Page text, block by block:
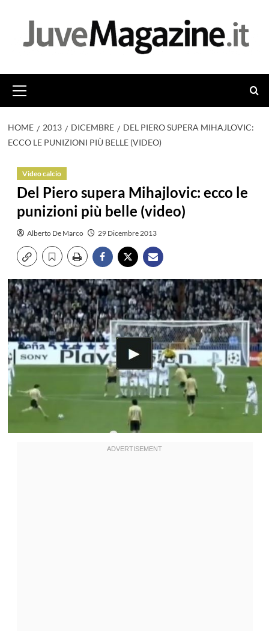
principale
HOME 2013 DICEMBRE
DEL PIERO SUPERA MIHAJLOVIC:
ECCO LE PUNIZIONI PIÙ BELLE (VIDEO)
Video calcio
Del Piero supera Mihajlovic: ecco le
punizioni più belle (video)
Alberto De Marco 29 Dicembre 2013